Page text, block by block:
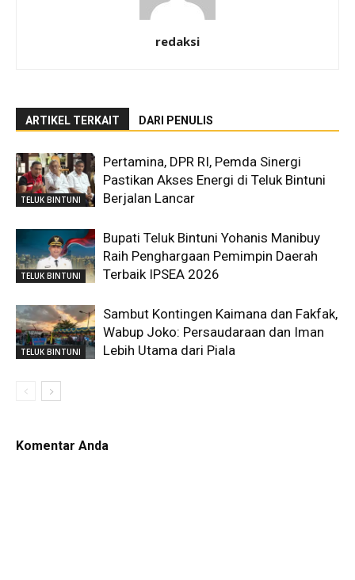
redaksi
ARTIKEL TERKAIT DARI PENULIS
TELUK BINTUNI
Pertamina, DPR RI, Pemda Sinergi
Pastikan Akses Energi di Teluk Bintuni
Berjalan Lancar
TELUK BINTUNI
Bupati Teluk Bintuni Yohanis Manibuy
Raih Penghargaan Pemimpin Daerah
Terbaik IPSEA 2026
TELUK BINTUNI
Sambut Kontingen Kaimana dan Fakfak,
Wabup Joko: Persaudaraan dan Iman
Lebih Utama dari Piala
Komentar Anda